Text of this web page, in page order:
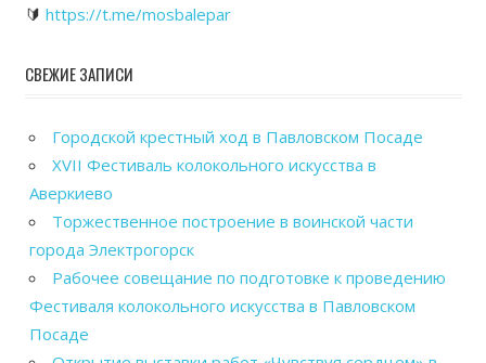
🔰 https://t.me/mosbalepar
СВЕЖИЕ ЗАПИСИ
Городской крестный ход в Павловском Посаде
XVII Фестиваль колокольного искусства в
Аверкиево
Торжественное построение в воинской части
города Электрогорск
Рабочее совещание по подготовке к проведению
Фестиваля колокольного искусства в Павловском
Посаде